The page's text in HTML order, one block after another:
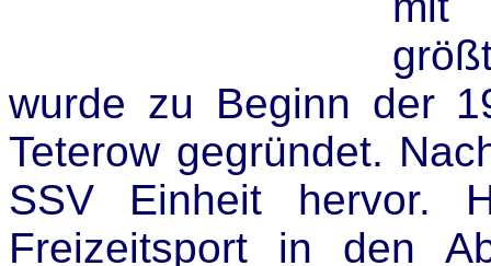
wurde zu Beginn der
Teterow gegründet.
SSV Einheit hervor.
Freizeitsport in den